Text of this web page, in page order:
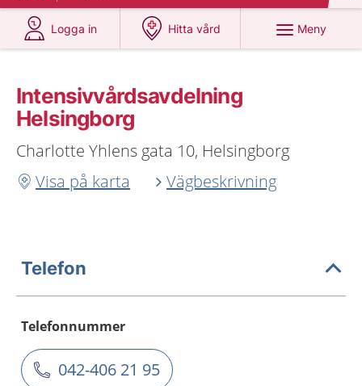
Logga in
på 1177.se
Hitta vård
på 1177.se
Meny
Intensivvårdsavdelning
Helsingborg
Charlotte Yhlens gata 10, Helsingborg
Visa på karta
Vägbeskrivning
Telefon
Telefonnummer
042-406 21 95